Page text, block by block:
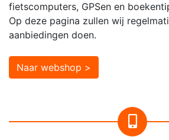
fietscomputers, GPSen en
Op deze pagina zullen wij
aanbiedingen doen.
Naar webshop >